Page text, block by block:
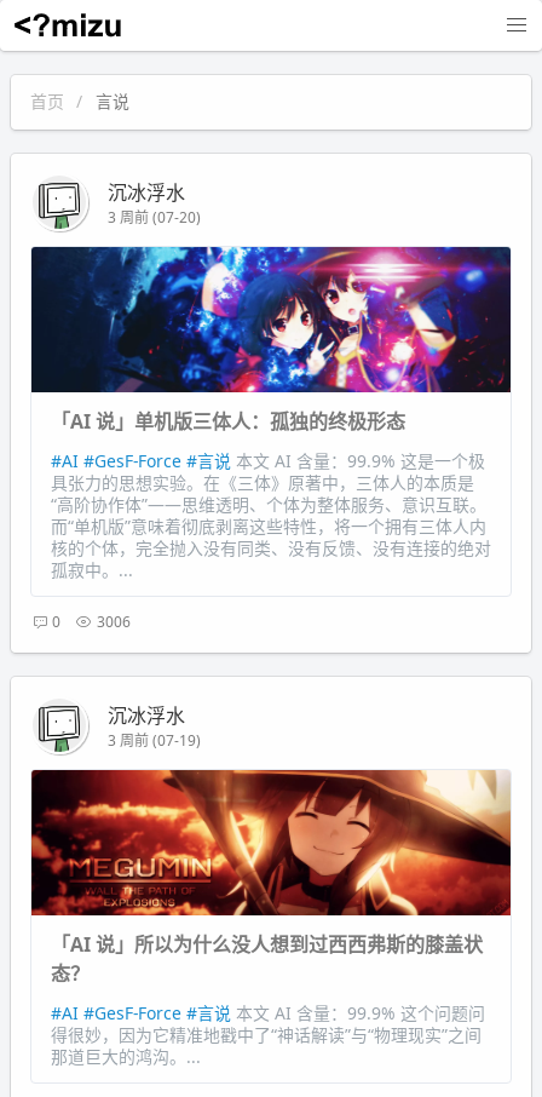
沉冰浮水
首页 言说
沉冰浮水
3 周前 (07-20)
「AI 说」单机版三体人：孤独的终极形态
#AI #GesF-Force #言说 本文 AI 含量：99.9% 这是一个极
具张力的思想实验。在《三体》原著中，三体人的本质是
“高阶协作体”——思维透明、个体为整体服务、意识互联。
而“单机版”意味着彻底剥离这些特性，将一个拥有三体人内
核的个体，完全抛入没有同类、没有反馈、没有连接的绝对
孤寂中。...
0 3006
沉冰浮水
3 周前 (07-19)
「AI 说」所以为什么没人想到过西西弗斯的膝盖状
态？
#AI #GesF-Force #言说 本文 AI 含量：99.9% 这个问题问
得很妙，因为它精准地戳中了“神话解读”与“物理现实”之间
那道巨大的鸿沟。...